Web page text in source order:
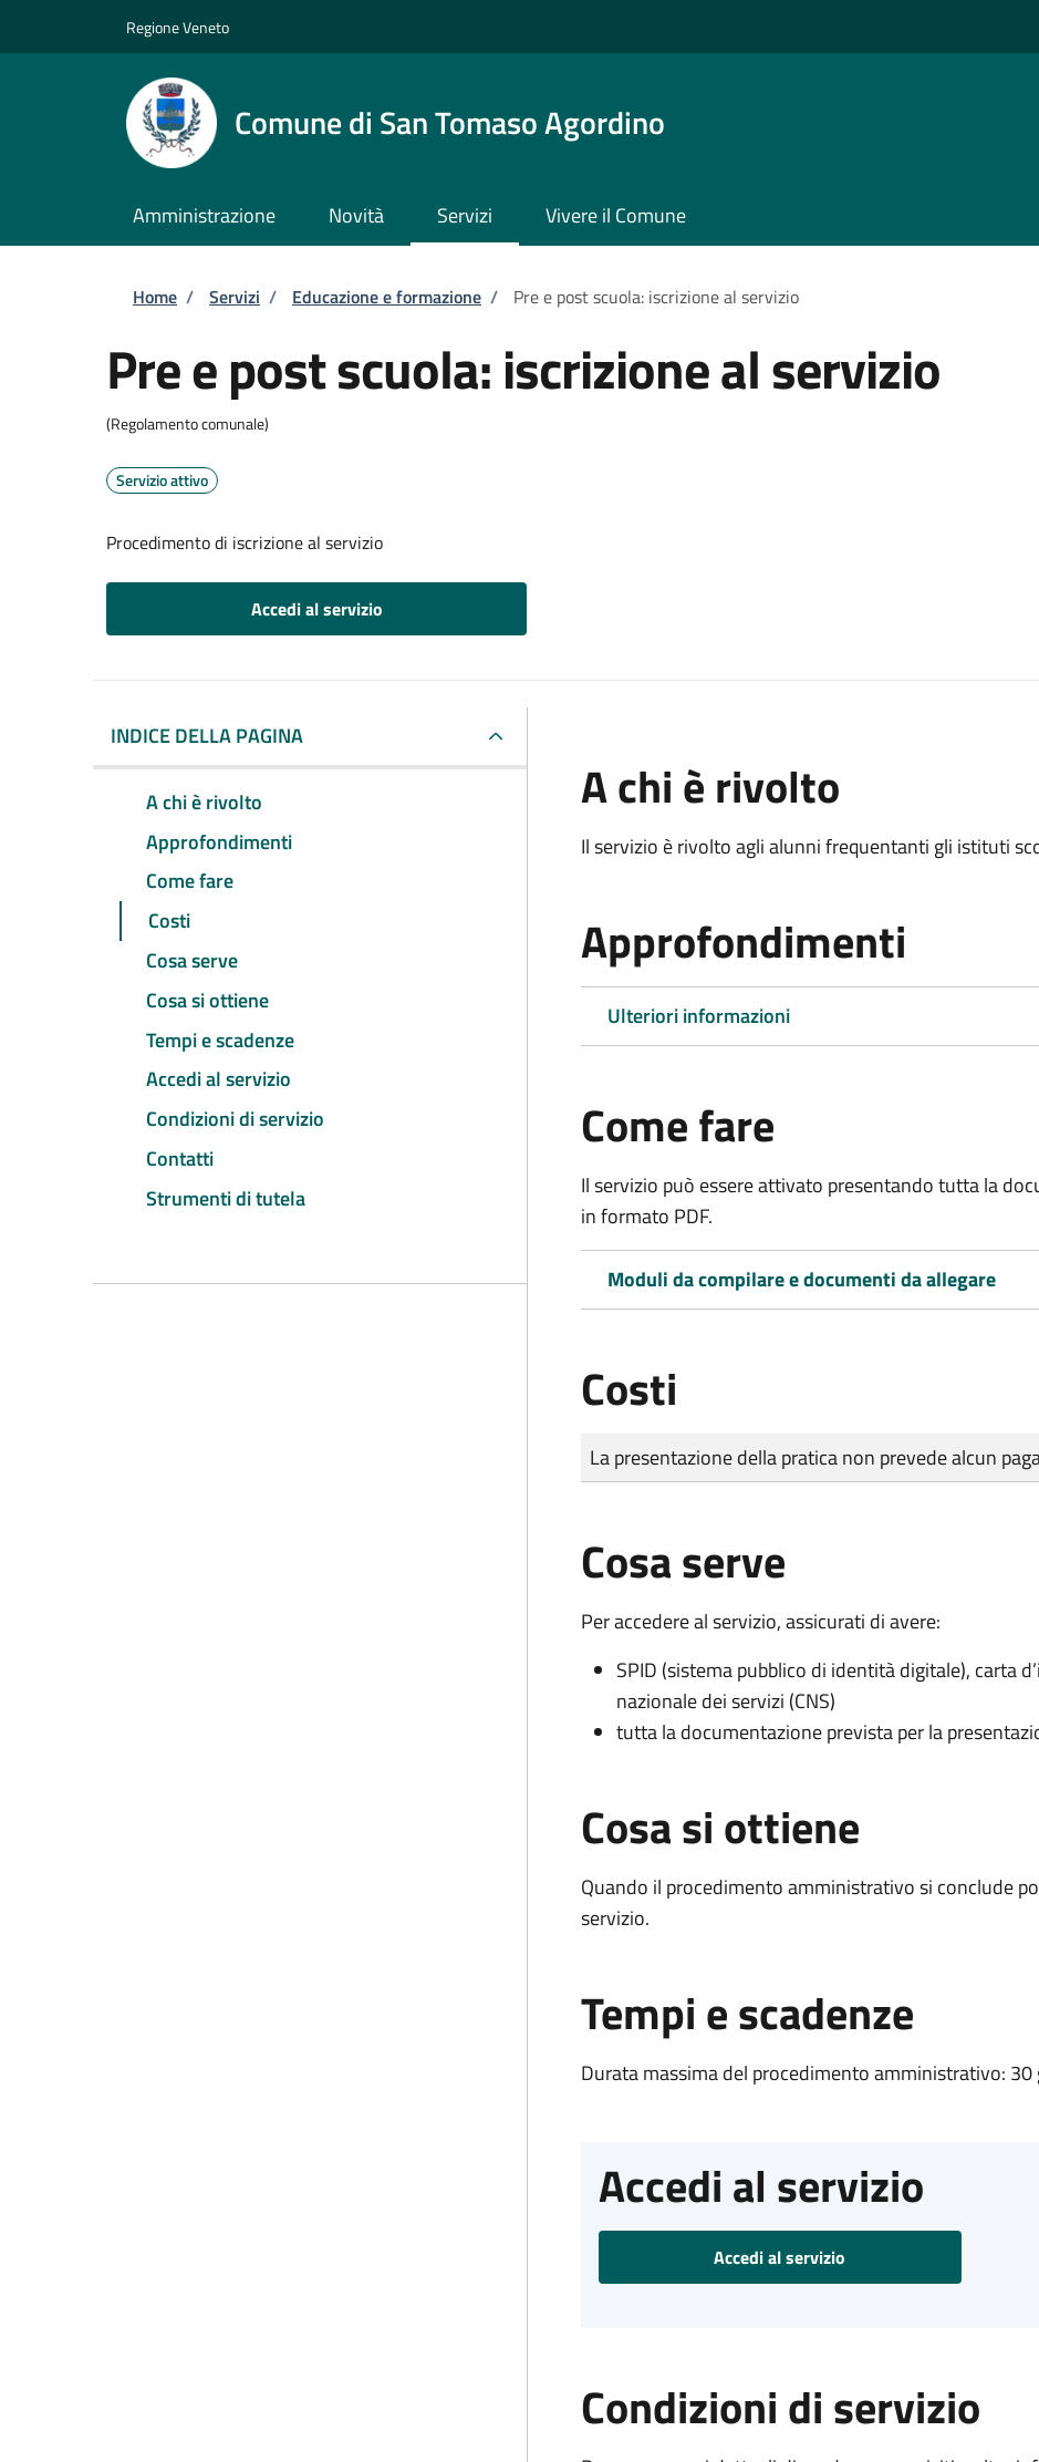
Regione Veneto
Comune di San Tomaso Agordino
Amministrazione Novità Servizi Vivere il Comune
Briciole di pane
Home / Servizi / Educazione e formazione / Pre e post scuola: iscrizione al servizio
Pre e post scuola: iscrizione al servizio
(Regolamento comunale)
Servizio attivo
Procedimento di iscrizione al servizio
Accedi al servizio
INDICE DELLA PAGINA
A chi è rivolto
Approfondimenti
Come fare
Costi
Cosa serve
Cosa si ottiene
Tempi e scadenze
Accedi al servizio
Condizioni di servizio
Contatti
Strumenti di tutela
A chi è rivolto
Il servizio è rivolto agli alunni frequentanti gli istituti
Approfondimenti
Ulteriori informazioni
Come fare
Il servizio può essere attivato presentando tutta la
in formato PDF.
Moduli da compilare e documenti da allegare
Costi
Tipo di pagamento
Importo
La presentazione della pratica non prevede alcun
Cosa serve
Per accedere al servizio, assicurati di avere:
SPID (sistema pubblico di identità digitale), carta
nazionale dei servizi (CNS)
tutta la documentazione prevista per la
Cosa si ottiene
Quando il procedimento amministrativo si conclude
servizio.
Tempi e scadenze
Durata massima del procedimento amministrativo: 30
Accedi al servizio
Accedi al servizio
Condizioni di servizio